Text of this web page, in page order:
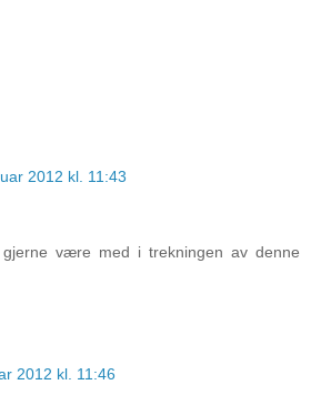
2012 kl. 11:43
være med i trekningen av denne
2012 kl. 11:46